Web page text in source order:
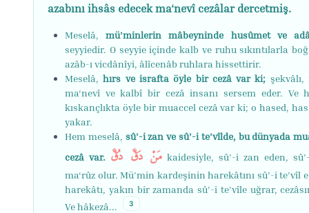
azabını ihsâs edecek ma‘nevî cezâlar dercetmiş.
Meselâ,mü’minlerin mâbeyninde husûmet ve
seyyiedir. O seyyie içinde kalb ve ruhu sıkıntılarla
azâb-ı vicdânîyi, âlîcenâb ruhlara hissettirir.
Meselâ,hırs ve israfta öyle bir cezâ var ki; şekvâlı,
ma‘nevî ve kalbî bir cezâ insanı sersem eder. Ve
kıskançlıkta öyle bir muaccel cezâ var ki; o hased,
yakar.
Hem meselâ, sû’-i zan ve sû’-i te’vîlde, bu dünyada
cezâ var. مَنْ دَقَّ دُقَّ kaidesiyle, sû’-i zan eden,
ma‘rûz olur. Mü’min kardeşinin harekâtını sû’-i te’vîl
harekâtı, yakın bir zamanda sû’-i te’vîle uğrar,
Ve hâkezâ...
3